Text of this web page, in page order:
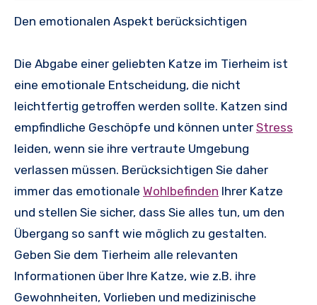
Den emotionalen Aspekt berücksichtigen
Die Abgabe einer geliebten Katze im Tierheim ist
eine emotionale Entscheidung, die nicht
leichtfertig getroffen werden sollte. Katzen sind
empfindliche Geschöpfe und können unter Stress
leiden, wenn sie ihre vertraute Umgebung
verlassen müssen. Berücksichtigen Sie daher
immer das emotionale Wohlbefinden Ihrer Katze
und stellen Sie sicher, dass Sie alles tun, um den
Übergang so sanft wie möglich zu gestalten.
Geben Sie dem Tierheim alle relevanten
Informationen über Ihre Katze, wie z.B. ihre
Gewohnheiten, Vorlieben und medizinische